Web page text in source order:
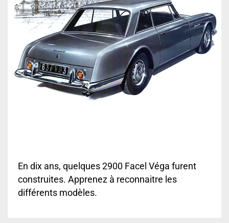
En dix ans, quelques 2900 Facel Véga furent
construites. Apprenez à reconnaitre les
différents modèles.